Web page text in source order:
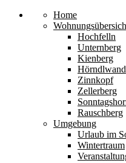
Home
Hochfelln
Unternberg
Kienberg
Hörndlwand
Zinnkopf
Zellerberg
Rauschberg
Umgebung
Urlaub im
Wintertraum